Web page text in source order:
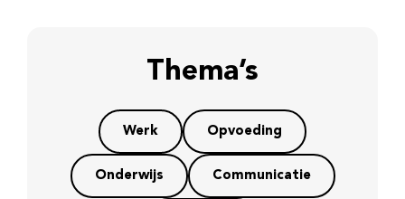
Thema’s
Werk Opvoeding
Onderwijs Communicatie